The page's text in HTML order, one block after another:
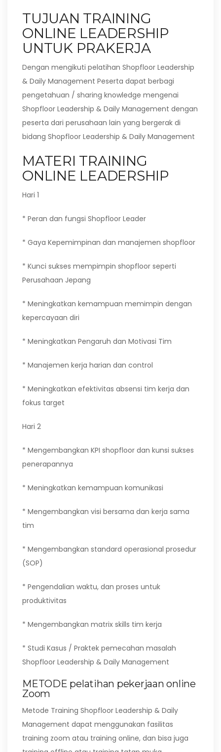
TUJUAN TRAINING
ONLINE LEADERSHIP
UNTUK PRAKERJA
Dengan mengikuti pelatihan Shopfloor Leadership
& Daily Management Peserta dapat berbagi
pengetahuan / sharing knowledge mengenai
Shopfloor Leadership & Daily Management dengan
peserta dari perusahaan lain yang bergerak di
bidang Shopfloor Leadership & Daily Management
MATERI TRAINING
ONLINE LEADERSHIP
Hari 1
* Peran dan fungsi Shopfloor Leader
* Gaya Kepemimpinan dan manajemen shopfloor
* Kunci sukses mempimpin shopfloor seperti
Perusahaan Jepang
* Meningkatkan kemampuan memimpin dengan
kepercayaan diri
* Meningkatkan Pengaruh dan Motivasi Tim
* Manajemen kerja harian dan control
* Meningkatkan efektivitas absensi tim kerja dan
fokus target
Hari 2
* Mengembangkan KPI shopfloor dan kunsi sukses
penerapannya
* Meningkatkan kemampuan komunikasi
* Mengembangkan visi bersama dan kerja sama
tim
* Mengembangkan standard operasional prosedur
(SOP)
* Pengendalian waktu, dan proses untuk
produktivitas
* Mengembangkan matrix skills tim kerja
* Studi Kasus / Praktek pemecahan masalah
Shopfloor Leadership & Daily Management
METODE pelatihan pekerjaan online
Zoom
Metode Training Shopfloor Leadership & Daily
Management dapat menggunakan fasilitas
training zoom atau training online, dan bisa juga